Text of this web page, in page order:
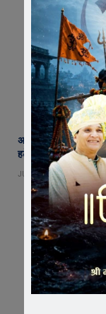
अब नहीं चलेगी लापरवाही
हटेंगी, हादसों पर लगाम
JULY 30, 2026